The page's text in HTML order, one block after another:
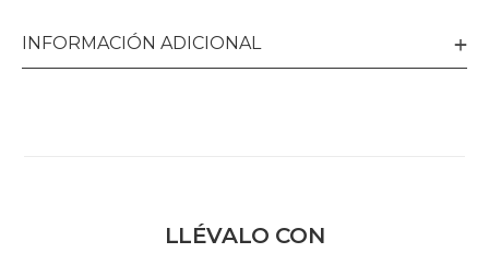
INFORMACIÓN ADICIONAL
LLÉVALO CON